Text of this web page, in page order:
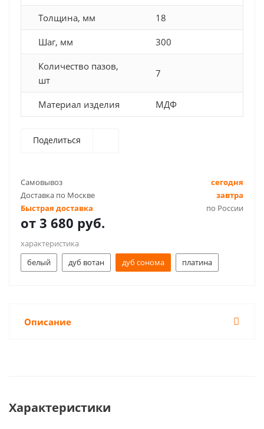
Толщина, мм 18
Шаг, мм 300
Количество пазов,
шт
7
Материал изделия МДФ
Поделиться
Самовывоз
сегодня
Доставка по Москве
завтра
Быстрая доставка
по России
от 3 680 руб.
характеристика
белый
дуб вотан дуб сонома платина
Описание
Характеристики